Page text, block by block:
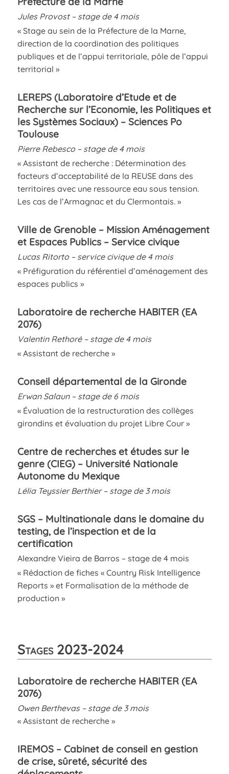
Jules Provost – stage de 4 mois
« Stage au sein de la Préfecture de la Marne,
direction de la coordination des politiques
publiques et de l’appui territoriale, pôle de l’appui
territorial »
LEREPS (Laboratoire d’Etude et de
Recherche sur l’Economie, les Politiques et
les Systèmes Sociaux) – Sciences Po
Toulouse
Pierre Rebesco – stage de 4 mois
« Assistant de recherche : Détermination des
facteurs d’acceptabilité de la REUSE dans des
territoires avec une ressource eau sous tension.
Les cas de l’Armagnac et du Clermontais. »
Ville de Grenoble – Mission Aménagement
et Espaces Publics – Service civique
Lucas Ritorto – service civique de 4 mois
« Préfiguration du référentiel d’aménagement des
espaces publics »
Laboratoire de recherche HABITER (EA
2076)
Valentin Rethoré – stage de 4 mois
« Assistant de recherche »
Conseil départemental de la Gironde
Erwan Salaun – stage de 6 mois
« Évaluation de la restructuration des collèges
girondins et évaluation du projet Libre Cour »
Centre de recherches et études sur le
genre (CIEG)– Université Nationale
Autonome du Mexique
Lélia Teyssier Berthier – stage de 3 mois
SGS – Multinationale dans le domaine du
testing, de l’inspection et de la
certification
Alexandre Vieira de Barros – stage de 4 mois
« Rédaction de fiches « Country Risk Intelligence
Reports » et Formalisation de la méthode de
production »
Stages 2023-2024
Laboratoire de recherche HABITER (EA
2076)
Owen Berthevas – stage de 3 mois
« Assistant de recherche »
IREMOS – Cabinet de conseil en gestion
de crise, sûreté, sécurité des